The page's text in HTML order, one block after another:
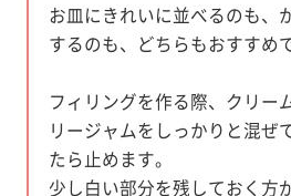
お皿にきれいに並べるのも、
するのも、どちらもおすすめ
フィリングを作る際、クリー
リージャムをしっかりと混ぜ
たら止めます。
少し白い部分を残しておく方